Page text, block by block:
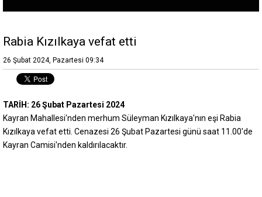
Rabia Kızılkaya vefat etti
26 Şubat 2024, Pazartesi 09:34
TARİH: 26 Şubat Pazartesi 2024
Kayran Mahallesi'nden merhum Süleyman Kızılkaya'nın eşi Rabia
Kızılkaya vefat etti. Cenazesi 26 Şubat Pazartesi günü saat 11.00'de
Kayran Camisi'nden kaldırılacaktır.